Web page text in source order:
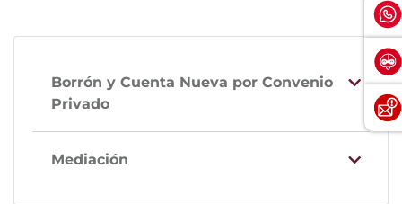
Borrón y Cuenta Nueva por Convenio
Privado
Mediación